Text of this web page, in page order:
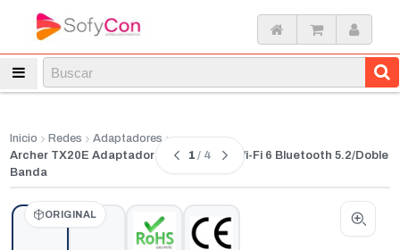
Inicio Redes
Adaptadores
Archer TX20E Adaptador PCIe AX1800 Wi-Fi 6 Bluetooth 5.2/Doble
Banda
ORIGINAL
1 / 4